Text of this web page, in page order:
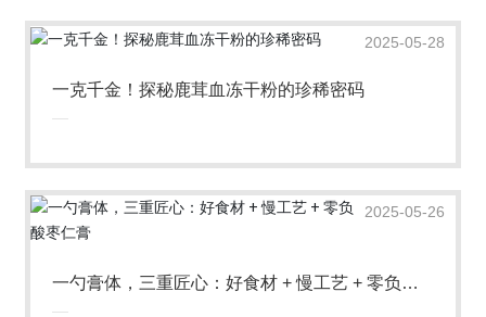
2025-05-28
一克千金！探秘鹿茸血冻干粉的珍稀密码
2025-05-26
一勺膏体，三重匠心：好食材 + 慢工艺 + 零负担